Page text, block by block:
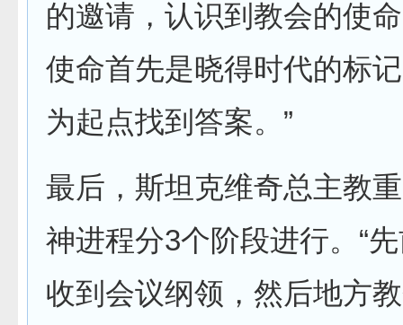
的邀请，认识到教会的使
使命首先是晓得时代的标
为起点找到答案。”
最后，斯坦克维奇总主教
神进程分3个阶段进行。“
收到会议纲领，然后地方